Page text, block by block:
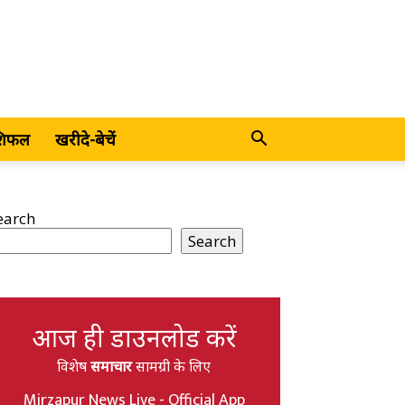
खरीदे-बेचें
Search
आज ही डाउनलोड करें
विशेषसमाचारसामग्री के लिए